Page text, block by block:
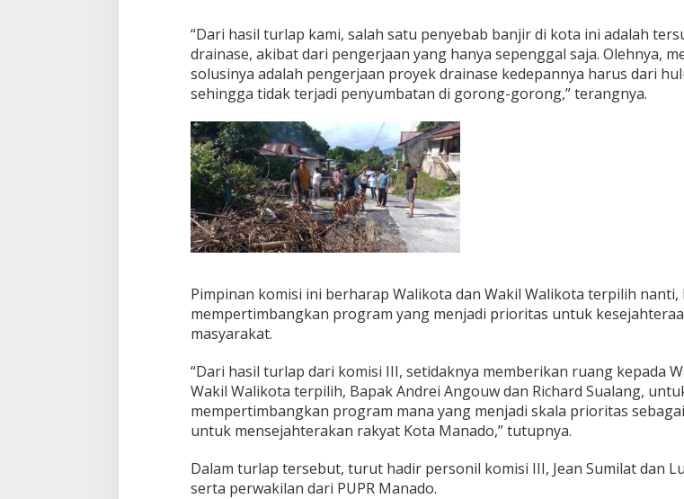
“Dari hasil turlap kami, salah satu penyebab banjir di kota ini adalah
drainase, akibat dari pengerjaan yang hanya sepenggal saja. Olehnya,
solusinya adalah pengerjaan proyek drainase kedepannya harus dari
sehingga tidak terjadi penyumbatan di gorong-gorong,” terangnya.
Pimpinan komisi ini berharap Walikota dan Wakil Walikota terpilih nanti,
mempertimbangkan program yang menjadi prioritas untuk
masyarakat.
“Dari hasil turlap dari komisi III, setidaknya memberikan ruang kepada
Wakil Walikota terpilih, Bapak Andrei Angouw dan Richard Sualang,
mempertimbangkan program mana yang menjadi skala prioritas
untuk mensejahterakan rakyat Kota Manado,” tutupnya.
Dalam turlap tersebut, turut hadir personil komisi III, Jean Sumilat dan
serta perwakilan dari PUPR Manado.